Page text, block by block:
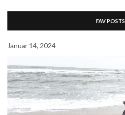
FAV POSTS
Januar 14, 2024